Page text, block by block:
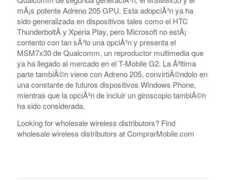
mÃ¡s potente Adreno 205 GPU. Esta adopciÃ³n ya ha
sido generalizada en dispositivos tales como el HTC
ThunderboltÂ y Xperia Play, pero Microsoft no estÃ¡
contento con tan sÃ³lo una opciÃ³n y presenta el
MSM7x30 de Qualcomm, un reproductor multimedia que
ya ha llegado al mercado en el T-Mobile G2. La Ãºltima
parte tambiÃ©n viene con Adreno 205, convirtiÃ©ndolo en
una constante de futuros dispositivos Windows Phone,
mientras que la opciÃ³n de incluir un giroscopio tambiÃ©n
ha sido considerada.
Looking for wholesale wireless distributors? Find
wholesale wireless distributors at ComprarMobile.com